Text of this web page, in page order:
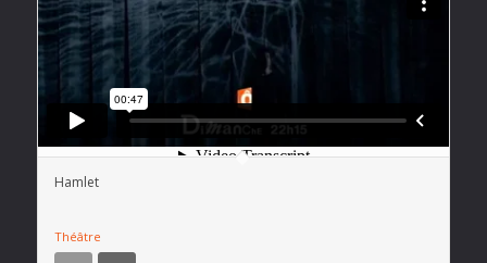
Hamlet
Théâtre